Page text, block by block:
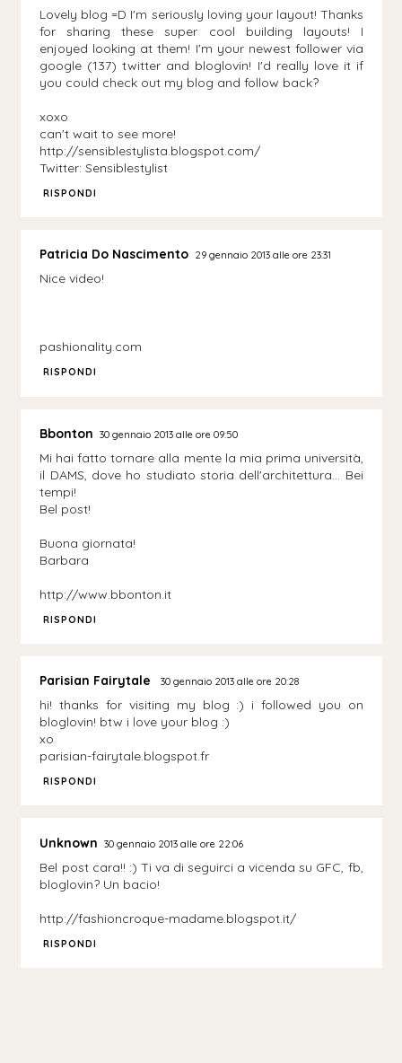
Lovely blog =D I'm seriously loving your layout! Thanks
for sharing these super cool building layouts! I
enjoyed looking at them! I'm your newest follower via
google (137) twitter and bloglovin! I'd really love it if
you could check out my blog and follow back?
xoxo
can't wait to see more!
http://sensiblestylista.blogspot.com/
Twitter: Sensiblestylist
RISPONDI
Patricia Do Nascimento 29 gennaio 2013 alle ore 23:31
Nice video!
pashionality.com
RISPONDI
Bbonton 30 gennaio 2013 alle ore 09:50
Mi hai fatto tornare alla mente la mia prima università,
il DAMS, dove ho studiato storia dell'architettura... Bei
tempi!
Bel post!
Buona giornata!
Barbara
http://www.bbonton.it
RISPONDI
Parisian Fairytale 30 gennaio 2013 alle ore 20:28
hi! thanks for visiting my blog :) i followed you on
bloglovin! btw i love your blog :)
xo
parisian-fairytale.blogspot.fr
RISPONDI
Unknown 30 gennaio 2013 alle ore 22:06
Bel post cara!! :) Ti va di seguirci a vicenda su GFC, fb,
bloglovin? Un bacio!
http://fashioncroque-madame.blogspot.it/
RISPONDI